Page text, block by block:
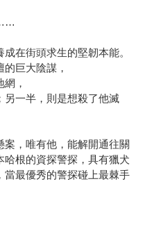
在街頭求生的堅韌本能。
巨大陰謀，
，
一半，則是想殺了他滅
，唯有他，能解開通往關
根的資探警探，具有獵犬
當最優秀的警探碰上最棘手